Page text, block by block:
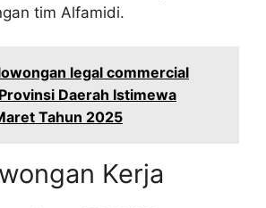
tim Alfamidi.
legal commercial
Daerah Istimewa
Tahun 2025
Kerja